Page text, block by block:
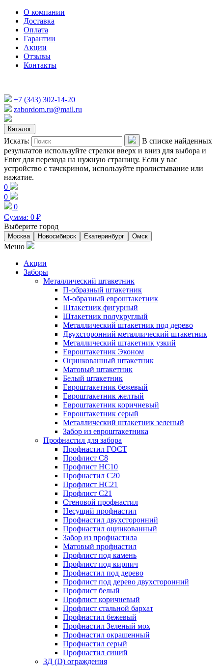
О компании
Доставка
Оплата
Гарантии
Акции
Отзывы
Контакты
+7 (343) 302-14-20
zabordom.ru@mail.ru
Каталог
Искать:
В списке найденных
результатов используйте стрелки вверх и вниз для выбора и
Enter для перехода на нужную страницу. Если у вас
устройство с тачскрином, используйте пролистывание или
нажатие.
0
0
0
Сумма: 0 ₽
Выберите город
Москва Новосибирск Екатеринбург Омск
Меню
Акции
Заборы
Металлический штакетник
П-образный штакетник
М-образный евроштакетник
Штакетник фигурный
Штакетник полукруглый
Металлический штакетник под дерево
Двухсторонний металлический штакетник
Металлический штакетник узкий
Евроштакетник Эконом
Оцинкованный штакетник
Матовый штакетник
Белый штакетник
Евроштакетник бежевый
Евроштакетник желтый
Евроштакетник коричневый
Евроштакетник серый
Металлический штакетник зеленый
Забор из евроштакетника
Профнастил для забора
Профнастил ГОСТ
Профлист С8
Профлист НС10
Профнастил С20
Профлист НС21
Профлист С21
Стеновой профнастил
Несущий профнастил
Профнастил двухсторонний
Профнастил оцинкованный
Забор из профнастила
Матовый профнастил
Профлист под камень
Профлист под кирпич
Профнастил под дерево
Профлист под дерево двухсторонний
Профлист белый
Профлист коричневый
Профлист стальной бархат
Профнастил бежевый
Профнастил Зеленый мох
Профнастил окрашенный
Профнастил серый
Профнастил синий
3Д (D) ограждения